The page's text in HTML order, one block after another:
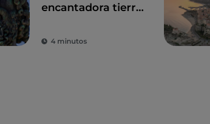
encantadora tierra
Riace
4 minutos